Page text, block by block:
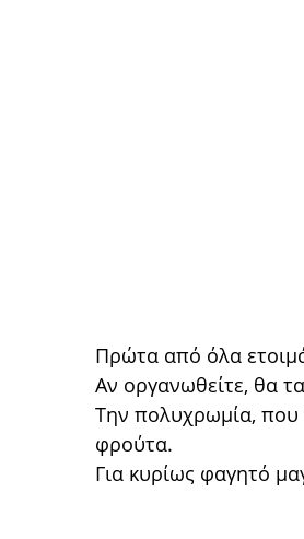
Πρώτα από όλα
Αν οργανωθείτε, θα
Την πολυχρωμία, που
φρούτα.
Για κυρίως φαγητό